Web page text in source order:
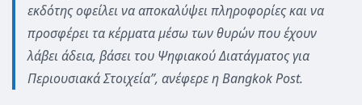
εκδότης οφείλει να αποκαλύψει πληροφορίες και να
προσφέρει τα κέρματα μέσω των θυρών που έχουν
λάβει άδεια, βάσει του Ψηφιακού Διατάγματος για
Περιουσιακά Στοιχεία”, ανέφερε η Bangkok Post.